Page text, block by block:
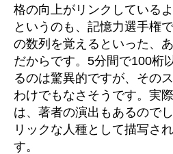
格の向上がリンクしている
というのも、記憶力選手権
の数列を覚えるといった、
だからです。5分間で100桁
るのは驚異的ですが、その
わけでもなさそうです。実
は、著者の演出もあるので
リックな人種として描写さ
す。